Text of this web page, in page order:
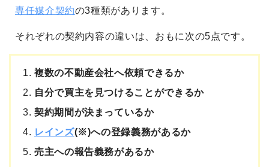
専任媒介契約の3種類があります。
それぞれの契約内容の違いは、おもに次の5点です。
複数の不動産会社へ依頼できるか
自分で買主を見つけることができるか
契約期間が決まっているか
レインズ(※)への登録義務があるか
売主への報告義務があるか